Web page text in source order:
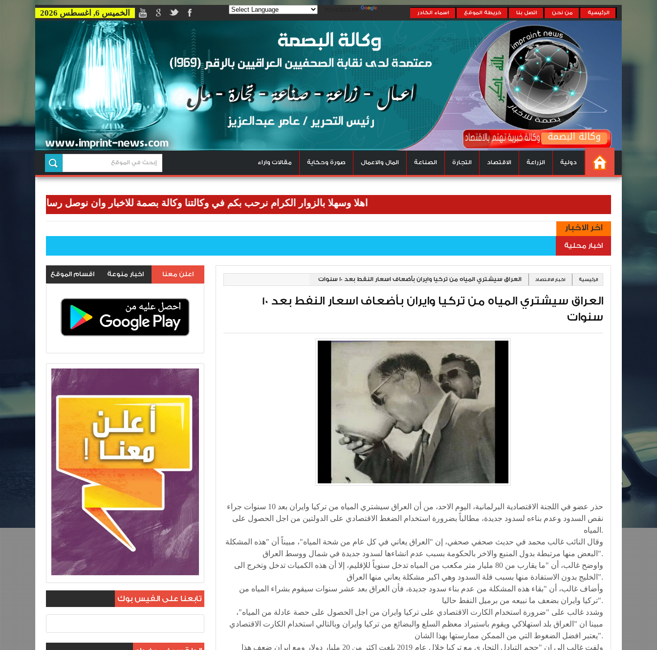
الرئيسية من نحن اتصل بنا خريطة الموقع اسماء الكادر الخميس 6, اغسطس 2026
دولية الزراعة الاقتصاد التجارة الصناعة المال والاعمال صورة وحكاية مقالات واراء
اهلا وسهلا بالزوار الكرام نرحب بكم في وكالتنا وكالة بصمة للاخبار وان نوصل رسالتنا الاعلامية للعالم
اخر الاخبار
اخبار محلية
الرئيسية اخبار الاقتصاد العراق سيشتري المياه من تركيا وايران بأضعاف اسعار النفط بعد 10 سنوات
العراق سيشتري المياه من تركيا وايران بأضعاف اسعار النفط بعد 10
سنوات
حذر عضو في اللجنة الاقتصادية البرلمانية، اليوم الاحد، من أن العراق سيشتري المياه من تركيا وايران بعد 10 سنوات جراء
نقص السدود وعدم بناءه لسدود جديدة، مطالباً بضرورة استخدام الضغط الاقتصادي على الدولتين من اجل الحصول على
المياه.
وقال النائب غالب محمد في حديث صحفي صحفي، إن "العراق يعاني في كل عام من شحة المياه"، مبيناً أن "هذه المشكلة
البعض منها مرتبطة بدول المنبع والاخر بالحكومة بسبب عدم انشاءها لسدود جديدة في شمال ووسط العراق".
واوضح غالب، أن "ما يقارب من 80 مليار متر مكعب من المياه تدخل سنوياً للإقليم، إلا أن هذه الكميات تدخل وتخرج الى
الخليج بدون الاستفادة منها بسبب قلة السدود وهي اكبر مشكلة يعاني منها العراق".
وأضاف غالب، أن "بقاء هذه المشكلة من عدم بناء سدود جديدة، فأن العراق بعد عشر سنوات سيقوم بشراء المياه من
تركيا وايران بضعف ما نبيعه من برميل النفط حاليا".
وشدد غالب على "ضرورة استخدام الكارت الاقتصادي على تركيا وايران من اجل الحصول على حصة عادلة من المياه"،
مبينا ان "العراق بلد استهلاكي ويقوم باستيراد معظم السلع والبضائع من تركيا وايران وبالتالي استخدام الكارت الاقتصادي
يعتبر افضل الضغوط التي من الممكن ممارستها بهذا الشان".
ولفت غالب الى ان "حجم التبادل التجاري مع تركيا خلال عام 2019 بلغت اكثر من 20 مليار دولار ومع ايران ضعف هذا
اعلن معنا اخبار منوعة اقسام الموقع
تابعنا على الفيس بوك